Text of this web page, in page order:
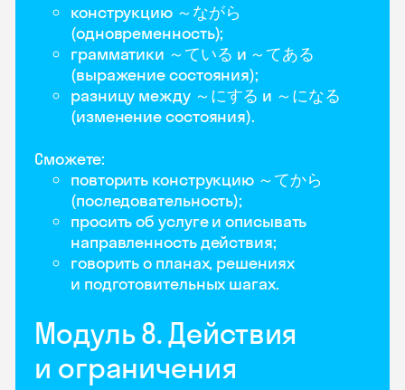
конструкцию ～ながら
(одновременность);
грамматики ～ている и ～てある
(выражение состояния);
разницу между ～にする и ～になる
(изменение состояния).
Сможете:
повторить конструкцию ～てから
(последовательность);
просить об услуге и описывать
направленность действия;
говорить о планах, решениях
и подготовительных шагах.
Модуль 8. Действия
и ограничения